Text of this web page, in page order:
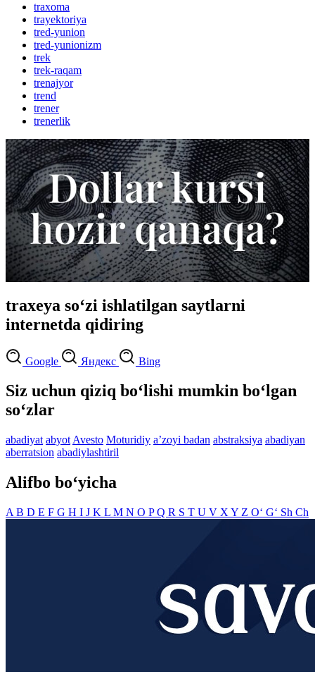
traxoma
trayektoriya
tred-yunion
tred-yunionizm
trek
trek-raqam
trenajyor
trend
trener
trenerlik
traxeya so‘zi ishlatilgan saytlarni
internetda qidiring
Google Яндекс Bing
Siz uchun qiziq bo‘lishi mumkin bo‘lgan
so‘zlar
abadiyat abyot Avesto Moturidiy aʼzoyi badan abstraksiya abadiyan
aberratsion abadiylashtiril
Alifbo bo‘yicha
A B D E F G H I J K L M N O PQ R S T U V X Y Z O‘ G‘ Sh Ch